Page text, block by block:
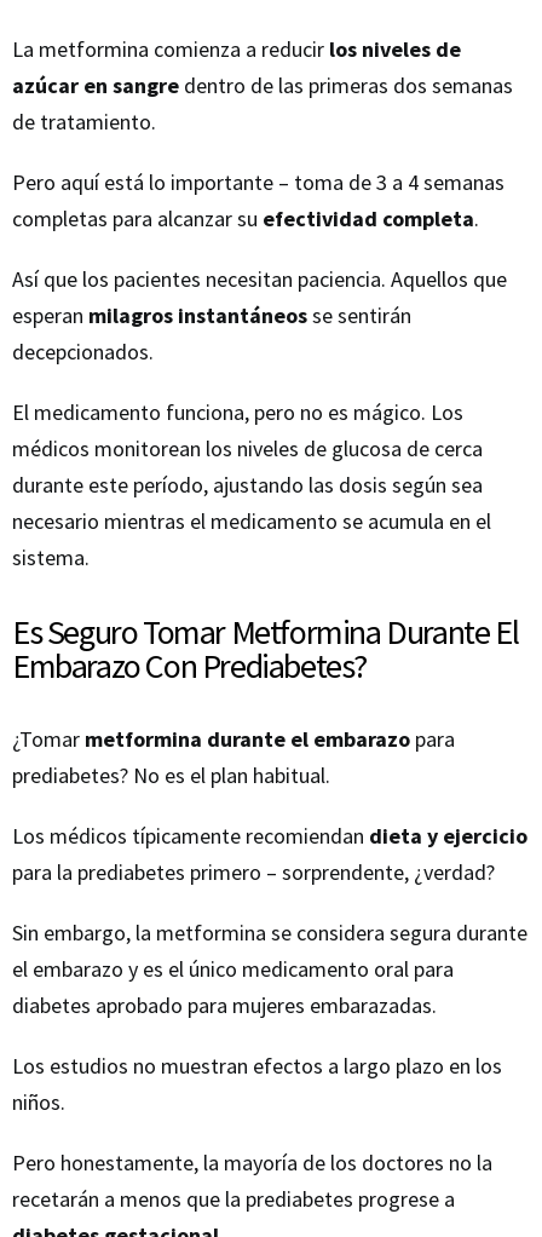
La metformina comienza a reducir los niveles de
azúcar en sangre dentro de las primeras dos semanas
de tratamiento.
Pero aquí está lo importante – toma de 3 a 4 semanas
completas para alcanzar su efectividad completa.
Así que los pacientes necesitan paciencia. Aquellos que
esperan milagros instantáneosse sentirán
decepcionados.
El medicamento funciona, pero no es mágico. Los
médicos monitorean los niveles de glucosa de cerca
durante este período, ajustando las dosis según sea
necesario mientras el medicamento se acumula en el
sistema.
Es Seguro Tomar Metformina Durante El
Embarazo Con Prediabetes?
¿Tomar metformina durante el embarazo para
prediabetes? No es el plan habitual.
Los médicos típicamente recomiendan dieta y ejercicio
para la prediabetes primero – sorprendente, ¿verdad?
Sin embargo, la metformina se considera segura durante
el embarazo y es el único medicamento oral para
diabetes aprobado para mujeres embarazadas.
Los estudios no muestran efectos a largo plazo en los
niños.
Pero honestamente, la mayoría de los doctores no la
recetarán a menos que la prediabetes progrese a